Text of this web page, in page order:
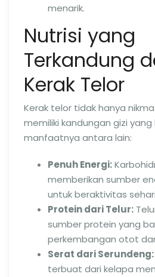
menarik.
Nutrisi yang
Terkandung
Kerak Telor
Kerak telor tidak hanya
memiliki kandungan gizi
manfaatnya antara lain:
Penuh Energi:
memberikan sumber
untuk beraktivitas
Protein dari Telur:
sumber protein yang
perkembangan otot
Serat dari Serundeng:
terbuat dari kelapa